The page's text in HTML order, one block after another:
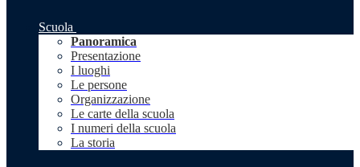
Scuola
Panoramica
Presentazione
I luoghi
Le persone
Organizzazione
Le carte della scuola
I numeri della scuola
La storia